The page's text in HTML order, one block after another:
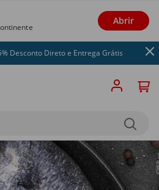
Abrir
Direto e Entrega Grátis